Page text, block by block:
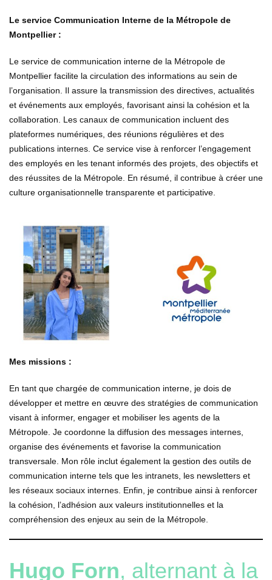
Le service Communication Interne de la Métropole de
Montpellier :
Le service de communication interne de la Métropole de
Montpellier facilite la circulation des informations au sein de
l’organisation. Il assure la transmission des directives, actualités
et événements aux employés, favorisant ainsi la cohésion et la
collaboration. Les canaux de communication incluent des
plateformes numériques, des réunions régulières et des
publications internes. Ce service vise à renforcer l’engagement
des employés en les tenant informés des projets, des objectifs et
des réussites de la Métropole. En résumé, il contribue à créer une
culture organisationnelle transparente et participative.
Mes missions :
En tant que chargée de communication interne, je dois de
développer et mettre en œuvre des stratégies de communication
visant à informer, engager et mobiliser les agents de la
Métropole. Je coordonne la diffusion des messages internes,
organise des événements et favorise la communication
transversale. Mon rôle inclut également la gestion des outils de
communication interne tels que les intranets, les newsletters et
les réseaux sociaux internes. Enfin, je contribue ainsi à renforcer
la cohésion, l’adhésion aux valeurs institutionnelles et la
compréhension des enjeux au sein de la Métropole.
Hugo Forn, alternant à la